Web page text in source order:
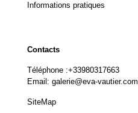
Informations pratiques
Contacts
Téléphone :+33980317663
Email: galerie@eva-vautier.com
SiteMap